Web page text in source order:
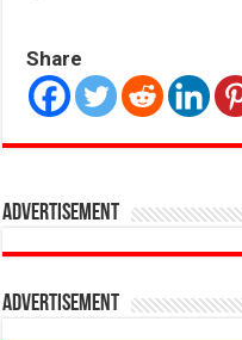
Share
Advertisement
Advertisement